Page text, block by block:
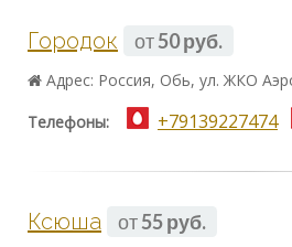
Городок от50 руб.
Адрес: Россия, Обь, ул. ЖКО
Телефоны: +79139227474
Ксюша от55 руб.